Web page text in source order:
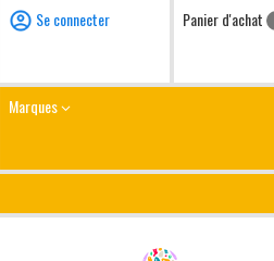
Se connecter Panier d'achat
Marques